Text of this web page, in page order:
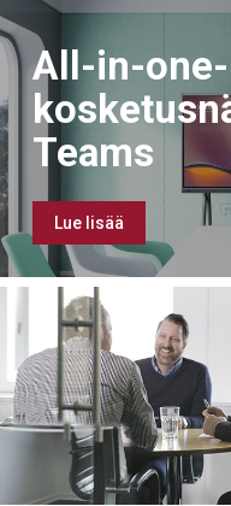
All-in-one-
Teams
Lue lisää